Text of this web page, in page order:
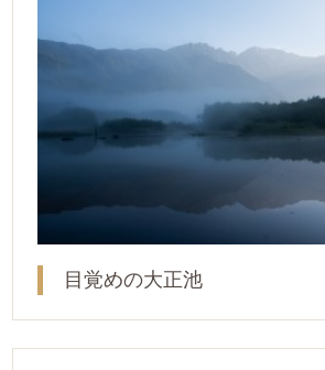
目覚めの大正池